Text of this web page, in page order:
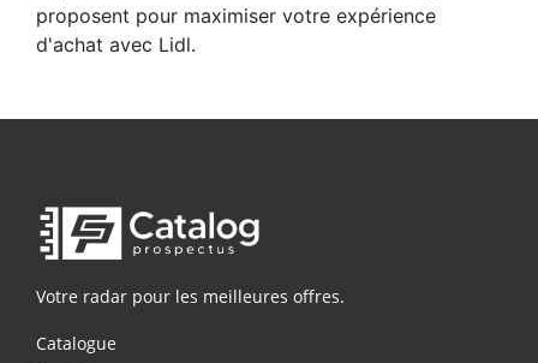
proposent pour maximiser votre expérience
d'achat avec Lidl.
Votre radar pour les meilleures offres.
Catalogue